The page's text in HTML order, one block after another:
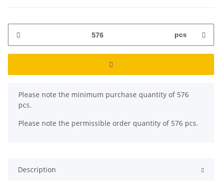
pcs
x
Please note the minimum purchase quantity of 576
pcs.
Please note the permissible order quantity of 576 pcs.
Description